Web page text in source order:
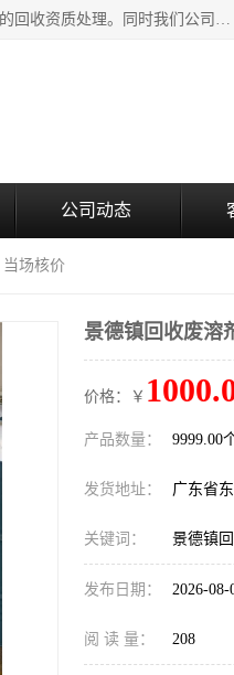
东莞市大岭山莞峰清洗剂经营部提供废旧化工原料的循环使用存放点，执行正规的存放，有正规的回收资质处理。同时我们公司批发零售回收级清洗剂，废液压油、废变压油、废清洗剂、脱模油、再生基础油，质量保证。
公司动态
场核价
景德镇回收废溶
价格：￥
产品数量： 9999.00
发货地址： 广东省
关键词： 景德镇
发布日期： 2026-08-
阅 读 量： 208